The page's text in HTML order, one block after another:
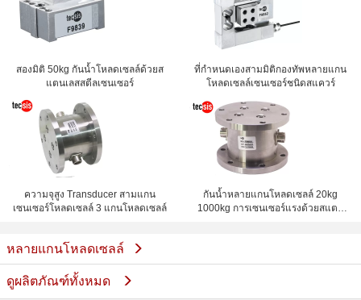
สองมิติ 50kg กันน้ำโหลดเซลล์ด้วยส
แตนเลสสตีลเซนเซอร์
ที่กำหนดเองสามมิติกองทัพหลายแกน
โหลดเซลล์เซนเซอร์ชนิดสแควร์
ความจุสูง Transducer สามแกน
เซนเซอร์โหลดเซลล์ 3 แกนโหลดเซลล์
กันน้ำหลายแกนโหลดเซลล์ 20kg
1000kg การเซนเซอร์แรงด้วยสแตน
หลายแกนโหลดเซลล์
ดูผลิตภัณฑ์ทั้งหมด